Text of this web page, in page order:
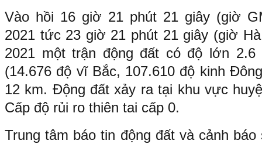
Vào hồi 16 giờ 21 phút 21 giây (giờ
2021 tức 23 giờ 21 phút 21 giây (giờ
2021 một trận động đất có độ lớn
(14.676 độ vĩ Bắc, 107.610 độ kinh
12 km. Động đất xảy ra tại khu vực
Cấp độ rủi ro thiên tai cấp 0.
Trung tâm báo tin động đất và cảnh